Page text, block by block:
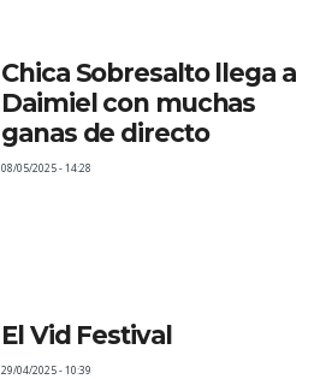
Chica Sobresalto llega a
Daimiel con muchas
ganas de directo
08/05/2025 - 14:28
El Vid Festival
29/04/2025 - 10:39